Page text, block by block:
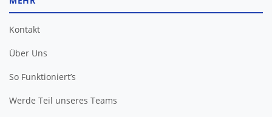
Kontakt
Über Uns
So Funktioniert’s
Werde Teil unseres Teams